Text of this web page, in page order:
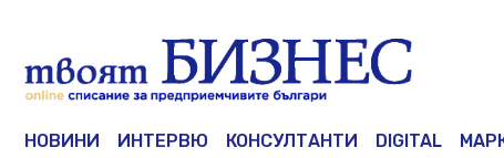
Main navigation
НОВИНИ ИНТЕРВЮ КОНСУЛТАНТИ DIGITAL